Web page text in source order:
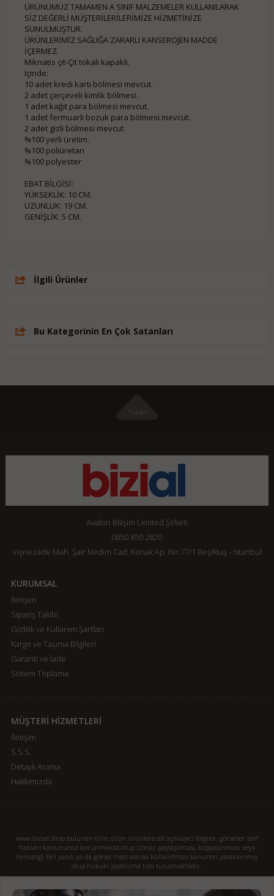
ÜRÜNÜMÜZ TAMAMEN A SINIF MALZEMELER KULLANILARAK
SİZ DEĞERLİ MÜŞTERİLERİLERİMİZE HİZMETİNİZE
SUNULMUŞTUR.
ÜRÜNLERİMİZ SAĞLIĞA ZARARLI KANSEROJEN MADDE
İÇERMEZ.
Mıknatıs çıt-Çıt tokalı kapaklı.
Içinde:
10 adet kredi kartı bölmesi mevcut.
2 adet çerçeveli kimlik bölmesi.
1 adet kağıt para bölmesi mevcut.
1 adet fermuarlı bozuk para bölmesi mevcut.
2 adet gizli bölmesi mevcut.
%100 yerli üretim.
%100 poliüretan
%100 polyester
EBAT BİLGİSİ:
YÜKSEKLİK: 10 CM.
UZUNLUK: 19 CM.
GENİŞLİK: 5 CM.
İlgili Ürünler
Bu Kategorinin En Çok Satanları
Avalon Bilişim Limited Şirketi
0850 850 2820
Vişnezade Mah. Şair Nedim Cad. Konak Ap. No:77/1 Beşiktaş - İstanbul
KURUMSAL
İletişim
Sipariş Takibi
Gizlilik ve Kullanım Şartları
Kargo ve Taşıma Bilgileri
Garanti ve İade
Sistem Toplama
MÜŞTERİ HİZMETLERİ
İletişim
S.S.S.
Detaylı Arama
Hakkımızda
www.bizial.shop bulunan tüm ürün ürünlere ait açıklayıcı bilgiler, görseller telif
hakları kanununca korunmakta olup izinsiz paylaşılması, kopyalanması veya
herhangi biri yazılı ya da görsel mecralarda kullanılması kanunen yasaklanmış
olup hukuki yaptırıma tabi tutulmaktadır.